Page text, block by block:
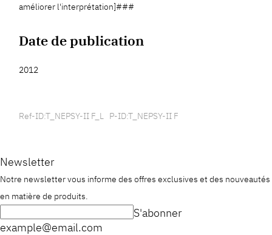
améliorer l'interprétation]###
Date de publication
2012
Ref-ID:T_NEPSY-II F_L P-ID:T_NEPSY-II F
Newsletter
Notre newsletter vous informe des offres exclusives et des nouveautés
en matière de produits.
example@email.com
S'abonner